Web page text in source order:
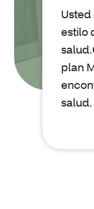
estilo
plan
salud.